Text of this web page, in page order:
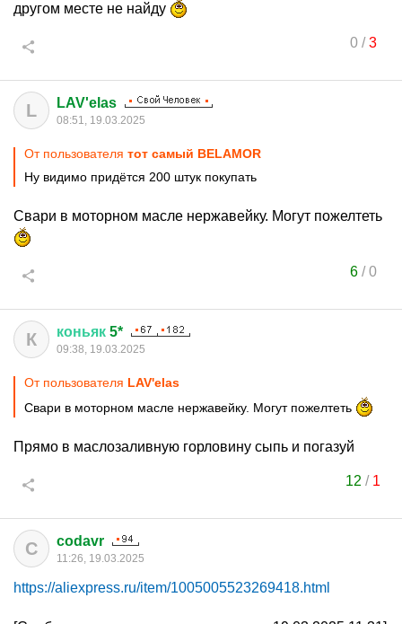
другом месте не найду
0/3
L LAV'elas
08:51, 19.03.2025
От пользователя тот самый BELAMOR
Ну видимо придётся 200 штук покупать
Свари в моторном масле нержавейку. Могут пожелтеть
6/0
К коньяк 5*
09:38, 19.03.2025
От пользователя LAV'elas
Свари в моторном масле нержавейку. Могут пожелтеть
Прямо в маслозаливную горловину сыпь и погазуй
12 / 1
C codavr
11:26, 19.03.2025
https://aliexpress.ru/item/1005005523269418.html